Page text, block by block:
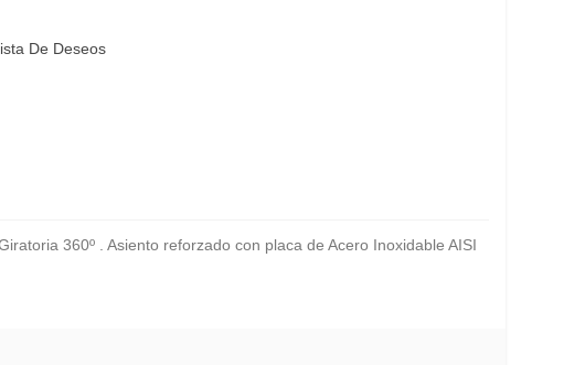
De Deseos
360º . Asiento reforzado con placa de Acero Inoxidable AISI